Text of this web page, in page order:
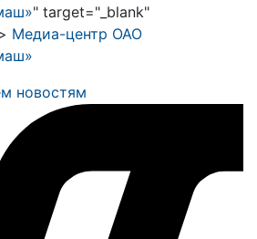
" target="_blank"
Медиа-центр ОАО
новостям